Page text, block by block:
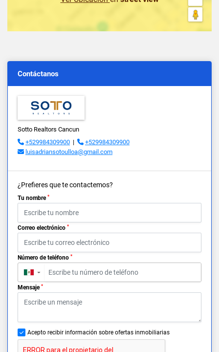
Contáctanos
Sotto Realtors Cancun
+529984309900 |
+529984309900
luisadriansotoulloa@gmail.com
¿Prefieres que te contactemos?
Tu nombre *
Correo electrónico *
Número de teléfono *
▼
Mensaje *
Acepto recibir información sobre ofertas inmobiliarias